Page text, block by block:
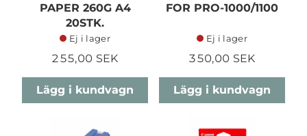
PAPER 260G A4
20STK.
Ej i lager
255,00 SEK
Lägg i kundvagn
FOR PRO-1000/1100
Ej i lager
350,00 SEK
Lägg i kundvagn